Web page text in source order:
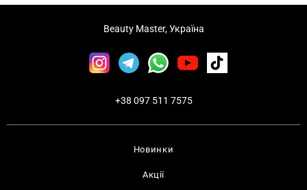
Новинки
Акції
Beauty Master, Україна
+38 097 511 7575